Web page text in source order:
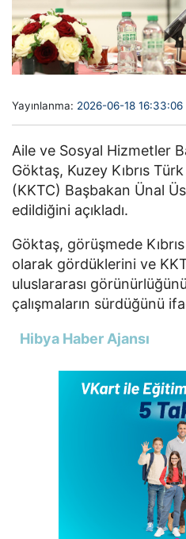
Yayınlanma: 2026-06-18 16:33:06
Aile ve Sosyal Hizmetler
Göktaş, Kuzey Kıbrıs
(KKTC) Başbakan Ünal
edildiğini açıkladı.
Göktaş, görüşmede
olarak gördüklerini ve
uluslararası
çalışmaların sürdüğünü
Hibya Haber Ajansı